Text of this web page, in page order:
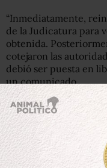
“Inmediatamente,
de la Judicatura para
obtenida.
cotejaron las
debió ser puesta en
un comunicado.